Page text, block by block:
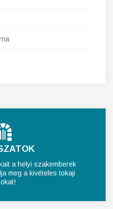
a helyi szakemberek
meg a kivételes tokaji